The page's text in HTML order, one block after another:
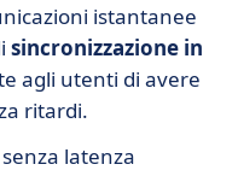
istantanee
sincronizzazione in
agli utenti di avere
ritardi.
latenza